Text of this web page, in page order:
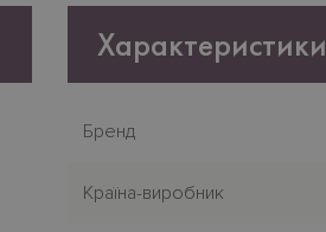
Характеристики
Бренд
Країна-виробник